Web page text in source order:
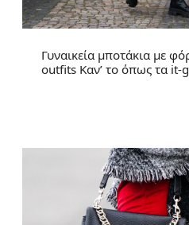
Γυναικεία μποτάκια με
outfits Καν’ το όπως τα it-